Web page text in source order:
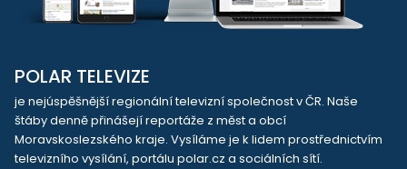
POLAR TELEVIZE
je nejúspěšnější regionální televizní společnost v ČR. Naše
štáby denně přinášejí reportáže z měst a obcí
Moravskoslezského kraje. Vysíláme je k lidem prostřednictvím
televizního vysílání, portálu polar.cz a sociálních sítí.